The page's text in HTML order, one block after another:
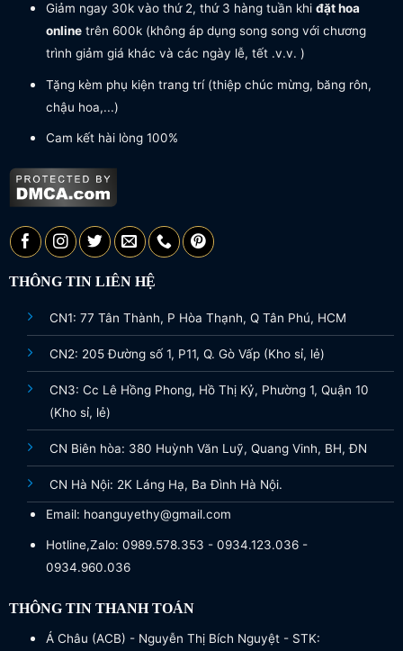
Giảm ngay 30k vào thứ 2, thứ 3 hàng tuần khi đặt hoa
onlinetrên 600k (không áp dụng song song với chương
trình giảm giá khác và các ngày lễ, tết .v.v. )
Tặng kèm phụ kiện trang trí (thiệp chúc mừng, băng rôn,
chậu hoa,...)
Cam kết hài lòng 100%
THÔNG TIN LIÊN HỆ
CN1: 77 Tân Thành, P Hòa Thạnh, Q Tân Phú, HCM
CN2: 205 Đường số 1, P11, Q. Gò Vấp (Kho sỉ, lẻ)
CN3: Cc Lê Hồng Phong, Hồ Thị Kỷ, Phường 1, Quận 10
(Kho sỉ, lẻ)
CN Biên hòa: 380 Huỳnh Văn Luỹ, Quang Vinh, BH, ĐN
CN Hà Nội: 2K Láng Hạ, Ba Đình Hà Nội.
Email: hoanguyethy@gmail.com
Hotline,Zalo: 0989.578.353 - 0934.123.036 -
0934.960.036
THÔNG TIN THANH TOÁN
Á Châu (ACB) - Nguyễn Thị Bích Nguyệt - STK: